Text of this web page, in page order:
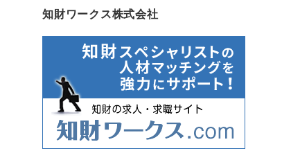
知財ワークス株式会社